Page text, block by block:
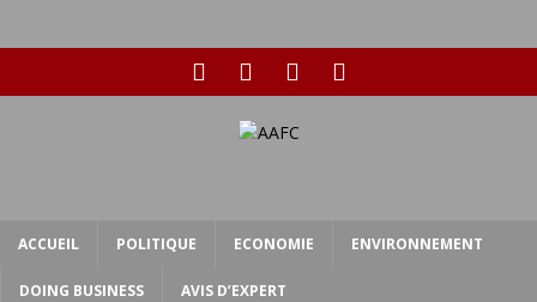
ACCUEIL POLITIQUE ECONOMIE ENVIRONNEMENT
DOING BUSINESS AVIS D’EXPERT